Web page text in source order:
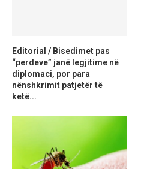
Editorial / Bisedimet pas
“perdeve” janë legjitime në
diplomaci, por para
nënshkrimit patjetër të
ketë...